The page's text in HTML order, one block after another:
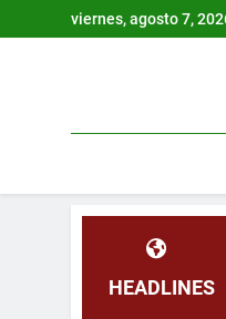
al
viernes, agosto 7,
HEADLINES
ayudan a las